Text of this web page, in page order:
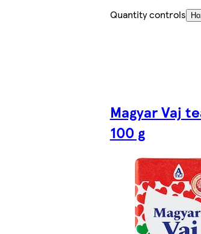
Quantity controls
Magyar Vaj
100 g